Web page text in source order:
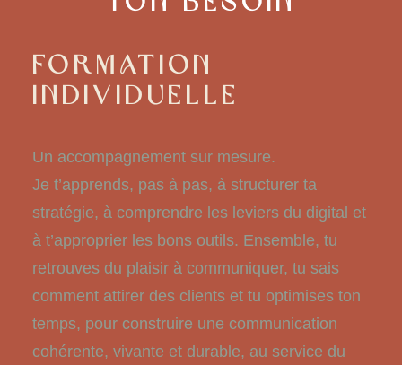
FORMATION
INDIVIDUELLE
Un accompagnement sur mesure.
Je t’apprends, pas à pas, à structurer ta
stratégie, à comprendre les leviers du digital et
à t’approprier les bons outils. Ensemble, tu
retrouves du plaisir à communiquer, tu sais
comment attirer des clients et tu optimises ton
temps, pour construire une communication
cohérente, vivante et durable, au service du